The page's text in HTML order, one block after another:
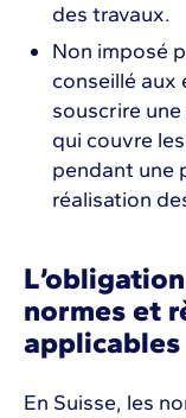
des travaux.
Non imposé
conseillé aux
souscrire une
qui couvre
pendant une
réalisation
normes et
applicables
En Suisse, les